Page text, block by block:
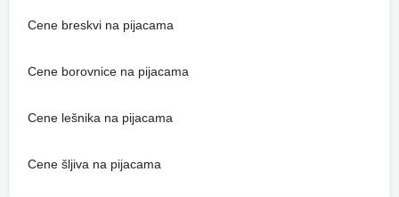
Cene breskvi na pijacama
Cene borovnice na pijacama
Cene lešnika na pijacama
Cene šljiva na pijacama